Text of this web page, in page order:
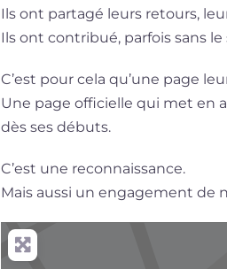
Ils ont partagé leurs retours,
Ils ont contribué, parfois sans
C’est pour cela qu’une page
Une page officielle qui met en
dès ses débuts.
C’est une reconnaissance.
Mais aussi un engagement de